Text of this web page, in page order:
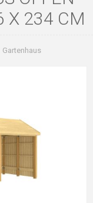
X 234 CM
Gartenhaus